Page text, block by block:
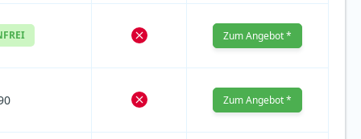
Zum Angebot *
Zum Angebot *